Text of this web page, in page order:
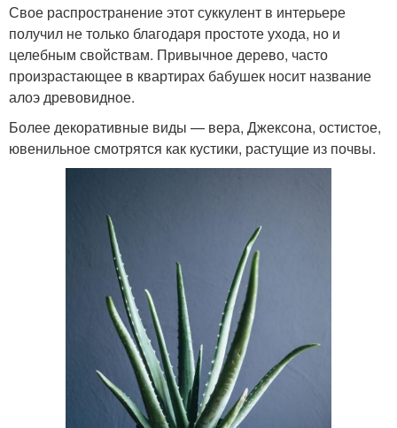
Свое распространение этот суккулент в интерьере
получил не только благодаря простоте ухода, но и
целебным свойствам. Привычное дерево, часто
произрастающее в квартирах бабушек носит название
алоэ древовидное.
Более декоративные виды — вера, Джексона, остистое,
ювенильное смотрятся как кустики, растущие из почвы.